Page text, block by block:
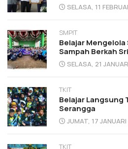
SELASA, 11
SMPIT
Belajar Mengelola
Sampah Berkah
SELASA, 21
TKIT
Belajar Langsung
Serangga
JUMAT, 17
TKIT